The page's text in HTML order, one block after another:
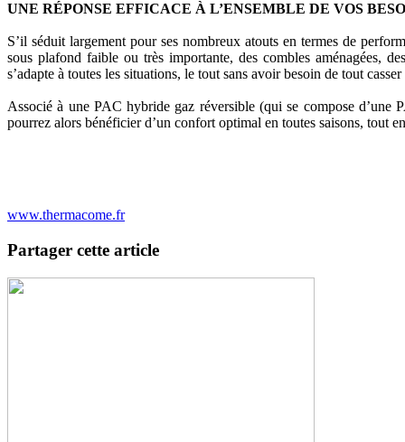
UNE RÉPONSE EFFICACE À L’ENSEMBLE DE VOS
S’il séduit largement pour ses nombreux atouts en termes de
sous plafond faible ou très importante, des combles aménagées,
s’adapte à toutes les situations, le tout sans avoir besoin de tout casser
Associé à une PAC hybride gaz réversible (qui se compose d’une
pourrez alors bénéficier d’un confort optimal en toutes saisons, tout
www.thermacome.fr
Partager cette article